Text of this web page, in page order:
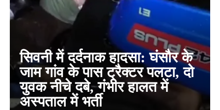
सिवनी में दर्दनाक हादसा: घंसौर के
जाम गांव के पास ट्रैक्टर पलटा, दो
युवक नीचे दबे, गंभीर हालत में
अस्पताल में भर्ती